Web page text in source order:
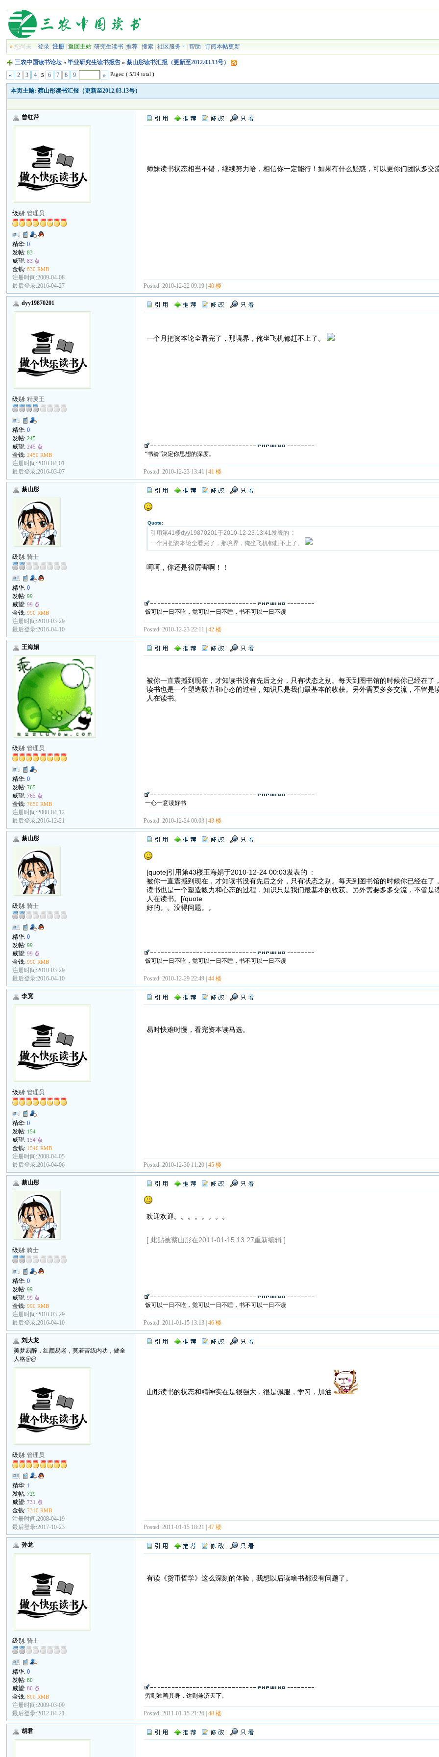
» 您尚未登录 注册 |返回主站 |研究生读书 |推荐 |搜索 |社区服务 |帮助 |订阅本帖更新
三农中国读书论坛 »毕业研究生读书报告 »蔡山彤读书汇报（更新至2012.03.13号）
«
2 3 4 5 6 7 8 9 » Pages: ( 5/14 total )
本页主题: 蔡山彤读书汇报（更新至2012.03.13号）
曾红萍
级别:管理员
精华:0
发帖:83
威望:83 点
金钱:830 RMB
注册时间:2009-04-08
最后登录:2016-04-27
师妹读书状态相当不错，继续努力哈，相信你一定能行！如果有什么疑惑，可以更你们团队多交
Posted: 2010-12-22 09:19 |40 楼
dyy19870201
级别:精灵王
精华:0
发帖:245
威望:245 点
金钱:2450 RMB
注册时间:2010-04-01
最后登录:2016-03-07
一个月把资本论全看完了，那境界，俺坐飞机都赶不上了。
“书龄”决定你思想的深度。
Posted: 2010-12-23 13:41 |41 楼
蔡山彤
级别:骑士
精华:0
发帖:99
威望:99 点
金钱:990 RMB
注册时间:2010-03-29
最后登录:2016-04-10
Quote:
引用第41楼dyy19870201于2010-12-23 13:41发表的 :
一个月把资本论全看完了，那境界，俺坐飞机都赶不上了。
呵呵，你还是很厉害啊！！
饭可以一日不吃，觉可以一日不睡，书不可以一日不读
Posted: 2010-12-23 22:11 |42 楼
王海娟
级别:管理员
精华:0
发帖:765
威望:765 点
金钱:7650 RMB
注册时间:2008-04-12
最后登录:2016-12-21
被你一直震撼到现在，才知读书没有先后之分，只有状态之别。每天到图书馆的时候你已经在了
读书也是一个塑造毅力和心态的过程，知识只是我们最基本的收获。另外需要多多交流，不管
人在读书。
一心一意读好书
Posted: 2010-12-24 00:03 |43 楼
蔡山彤
级别:骑士
精华:0
发帖:99
威望:99 点
金钱:990 RMB
注册时间:2010-03-29
最后登录:2016-04-10
[quote]引用第43楼王海娟于2010-12-24 00:03发表的 :
被你一直震撼到现在，才知读书没有先后之分，只有状态之别。每天到图书馆的时候你已经在了
读书也是一个塑造毅力和心态的过程，知识只是我们最基本的收获。另外需要多多交流，不管
人在读书。[/quote
好的。。没得问题。。
饭可以一日不吃，觉可以一日不睡，书不可以一日不读
Posted: 2010-12-29 22:49 |44 楼
李宽
级别:管理员
精华:0
发帖: 154
威望: 154 点
金钱: 1540 RMB
注册时间:2008-04-05
最后登录:2016-04-06
易时快难时慢，看完资本读马选。
Posted: 2010-12-30 11:20 |45 楼
蔡山彤
级别:骑士
精华:0
发帖:99
威望:99 点
金钱:990 RMB
注册时间:2010-03-29
最后登录:2016-04-10
欢迎欢迎。。。。。。。。
[ 此贴被蔡山彤在2011-01-15 13:27重新编辑 ]
饭可以一日不吃，觉可以一日不睡，书不可以一日不读
Posted: 2011-01-15 13:13 |46 楼
刘大龙
美梦易醉，红颜易老，莫若苦练内功，健全
人格@@
级别:管理员
精华: 1
发帖:729
威望:731 点
金钱:7310 RMB
注册时间:2008-04-19
最后登录:2017-10-23
山彤读书的状态和精神实在是很强大，很是佩服，学习，加油
Posted: 2011-01-15 18:21 |47 楼
孙龙
级别:骑士
精华:0
发帖:80
威望:80 点
金钱:800 RMB
注册时间:2009-03-09
最后登录:2012-04-21
有读《货币哲学》这么深刻的体验，我想以后读啥书都没有问题了。
穷则独善其身，达则兼济天下。
Posted: 2011-01-15 21:26 |48 楼
胡君